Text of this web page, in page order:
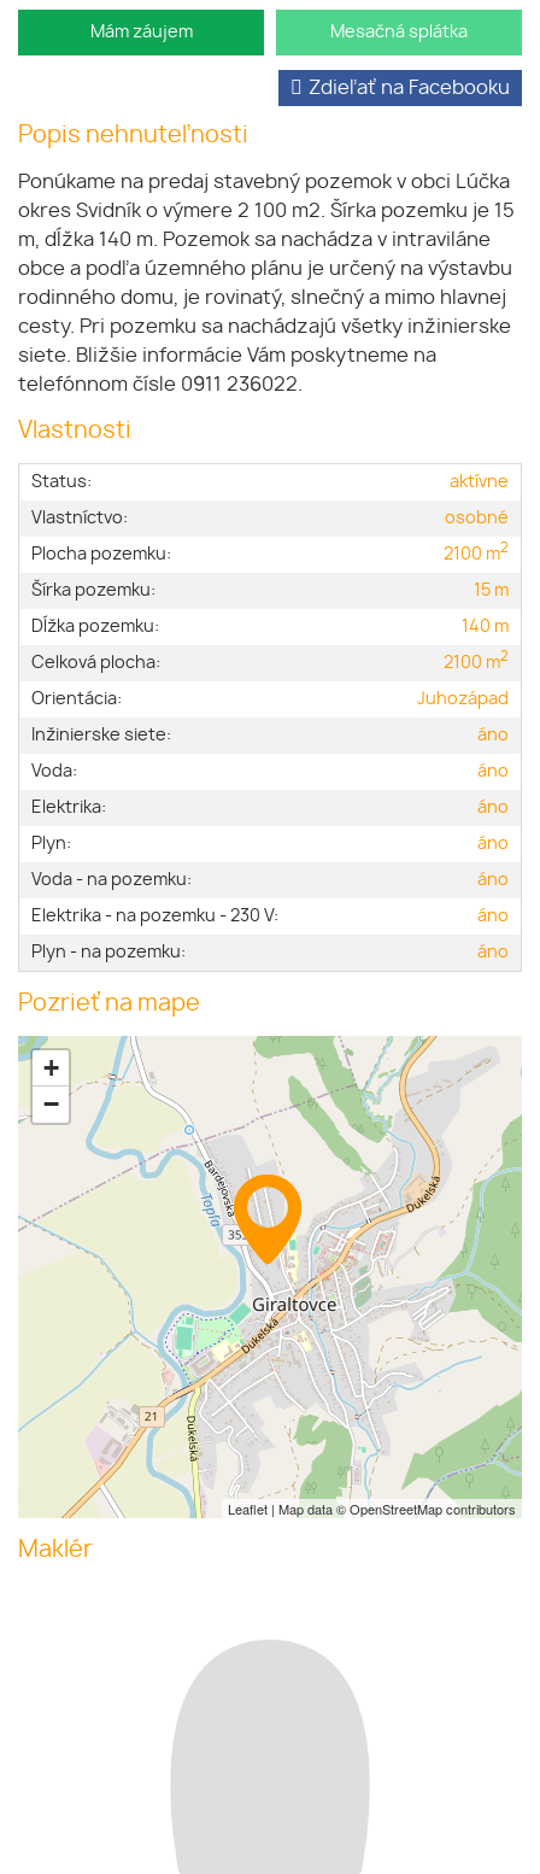
Mám záujem Mesačná splátka
Popis nehnuteľnosti
Zdieľať na Facebooku
Ponúkame na predaj stavebný pozemok v obci Lúčka
okres Svidník o výmere 2 100 m2. Šírka pozemku je 15
m, dĺžka 140 m. Pozemok sa nachádza v intraviláne
obce a podľa územného plánu je určený na výstavbu
rodinného domu, je rovinatý, slnečný a mimo hlavnej
cesty. Pri pozemku sa nachádzajú všetky inžinierske
siete. Bližšie informácie Vám poskytneme na
telefónnom čísle 0911 236022.
Vlastnosti
Status:
aktívne
Vlastníctvo:
osobné
Plocha pozemku:
2100 m2
Šírka pozemku:
15 m
Dĺžka pozemku:
140 m
Celková plocha:
2100 m2
Orientácia:
Juhozápad
Inžinierske siete:
áno
Voda:
áno
Elektrika:
áno
Plyn:
áno
Voda - na pozemku:
áno
Elektrika - na pozemku - 230 V:
áno
Plyn - na pozemku:
áno
Pozrieť na mape
+
−
Leaflet | Map data ©OpenStreetMapcontributors
Maklér